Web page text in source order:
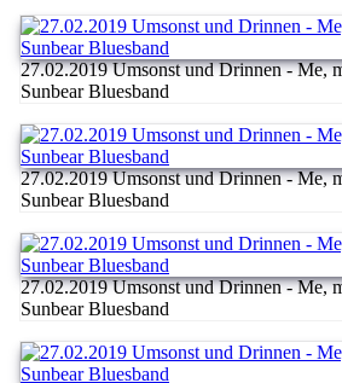
27.02.2019 Umsonst und Drinnen - Me,
Sunbear Bluesband
27.02.2019 Umsonst und Drinnen - Me,
Sunbear Bluesband
27.02.2019 Umsonst und Drinnen - Me,
Sunbear Bluesband